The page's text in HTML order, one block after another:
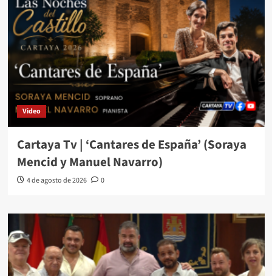
Video
Cartaya Tv | ‘Cantares de España’ (Soraya
Mencid y Manuel Navarro)
4 de agosto de 2026 0